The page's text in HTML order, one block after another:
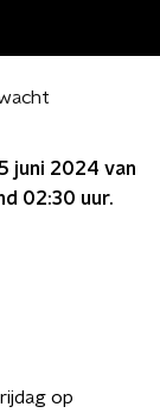
juni 2024 van
02:30 uur.
op